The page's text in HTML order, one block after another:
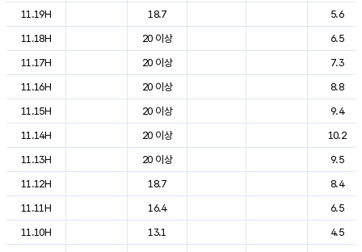
11.19H
18.7
5.6
11.18H
20 이상
6.5
11.17H
20 이상
7.3
11.16H
20 이상
8.8
11.15H
20 이상
9.4
11.14H
20 이상
10.2
11.13H
20 이상
9.5
11.12H
18.7
8.4
11.11H
16.4
6.5
11.10H
13.1
4.5